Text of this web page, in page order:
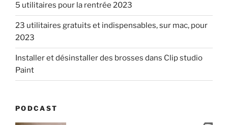
5 utilitaires pour la rentrée 2023
23 utilitaires gratuits et indispensables, sur mac, pour
2023
Installer et désinstaller des brosses dans Clip studio
Paint
PODCAST